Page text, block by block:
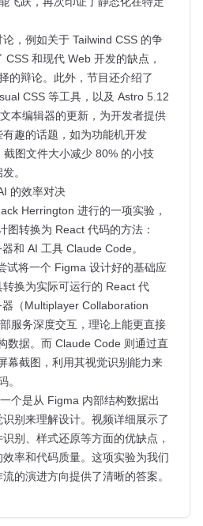
，例如关于 Tailwind CSS 的争
和现代 Web 开发的缺点，
的辩论。此外，节目还介绍了
CSS 等工具，以及 Astro 5.12
本编辑器的更新，为开发者提供
趣的话题，如为功能机开发
图文件大小减少 80% 的小技
。
的效率对决
Herrington 进行的一项实验，
图转换为 React 代码的方法：
和 AI 工具 Claude Code。
试将一个 Figma 设计好的基础应
换为实际可运行的 React 代
（Multiplayer Collaboration
服务深度交互，理论上能更直接
数据。而 Claude Code 则通过直
幕截图，利用其视觉识别能力来
。
个是从 Figma 内部结构数据出
别来理解设计。视频详细展示了
别、样式还原等方面的优缺点，
率和代码质量。这项实验为我们
的演进方向提供了清晰的答案。